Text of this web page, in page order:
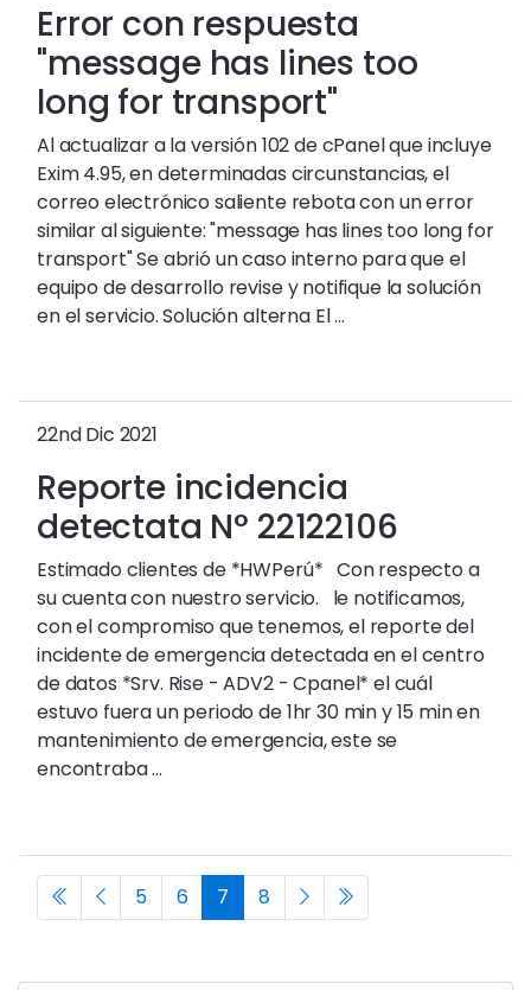
Error con respuesta
"message has lines too
long for transport"
Al actualizar a la versión 102 de cPanel que incluye
Exim 4.95, en determinadas circunstancias, el
correo electrónico saliente rebota con un error
similar al siguiente: "message has lines too long for
transport" Se abrió un caso interno para que el
equipo de desarrollo revise y notifique la solución
en el servicio. Solución alterna El ...
22nd Dic 2021
Reporte incidencia
detectata N° 22122106
Estimado clientes de *HWPerú* Con respecto a
su cuenta con nuestro servicio. le notificamos,
con el compromiso que tenemos, el reporte del
incidente de emergencia detectada en el centro
de datos *Srv. Rise - ADV2 - Cpanel* el cuál
estuvo fuera un periodo de 1hr 30 min y 15 min en
mantenimiento de emergencia, este se
encontraba ...
5 6 7 8